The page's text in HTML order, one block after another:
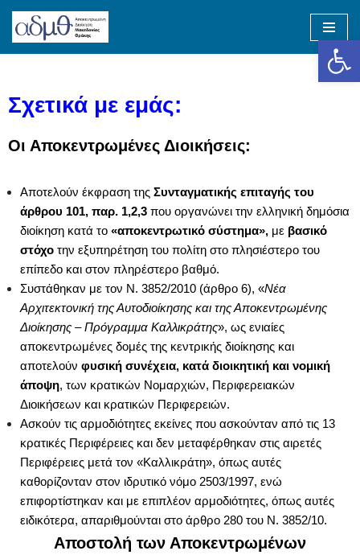
Skip
Σχετικά με εμάς:
Οι Αποκεντρωμένες Διοικήσεις:
Αποτελούν έκφραση της Συνταγματικής επιταγής του
άρθρου 101, παρ. 1,2,3 που οργανώνει την ελληνική δημόσια
διοίκηση κατά το «αποκεντρωτικό σύστημα», με βασικό
στόχο την εξυπηρέτηση του πολίτη στο πλησιέστερο του
επίπεδο και στον πληρέστερο βαθμό.
Συστάθηκαν με τον Ν. 3852/2010 (άρθρο 6), «Νέα
Αρχιτεκτονική της Αυτοδιοίκησης και της Αποκεντρωμένης
Διοίκησης – Πρόγραμμα Καλλικράτης», ως ενιαίες
αποκεντρωμένες δομές της κεντρικής διοίκησης και
αποτελούν φυσική συνέχεια, κατά διοικητική και νομική
άποψη, των κρατικών Νομαρχιών, Περιφερειακών
Διοικήσεων και κρατικών Περιφερειών.
Ασκούν τις αρμοδιότητες εκείνες που ασκούνταν από τις 13
κρατικές Περιφέρειες και δεν μεταφέρθηκαν στις αιρετές
Περιφέρειες μετά τον «Καλλικράτη», όπως αυτές
καθορίζονταν στον ιδρυτικό νόμο 2503/1997, ενώ
επιφορτίστηκαν και με επιπλέον αρμοδιότητες, όπως αυτές
ειδικότερα, απαριθμούνται στο άρθρο 280 του Ν. 3852/10.
Αποστολή των Αποκεντρωμένων